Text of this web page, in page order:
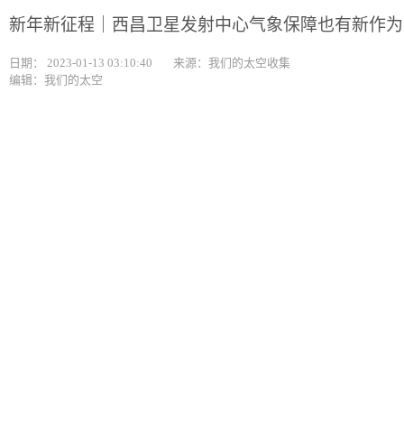
新年新征程｜西昌卫星发射中心气象保障也有新作为
日期： 2023-01-13 03:10:40
来源：我们的太空收集
编辑：我们的太空